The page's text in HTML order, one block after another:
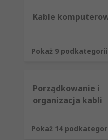
przenoszą prąd
Nasze produkty są
Informacje o
urządzenia IT.
Kable
Pokaż 9 podkategorii
Porządkowanie i
organizacja kabli
Pokaż 14